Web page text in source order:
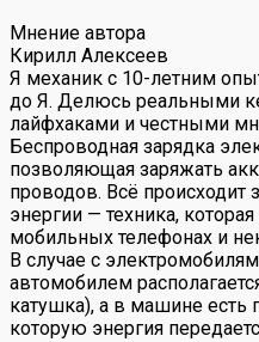
Мнение автора
Кирилл Алексеев
Я механик с 10-летним
до Я. Делюсь реальными
лайфхаками и честными
Беспроводная зарядка
позволяющая заряжать
проводов. Всё происходит
энергии — техника,
мобильных телефонах и
В случае с
автомобилем
катушка), а в машине есть
которую энергия